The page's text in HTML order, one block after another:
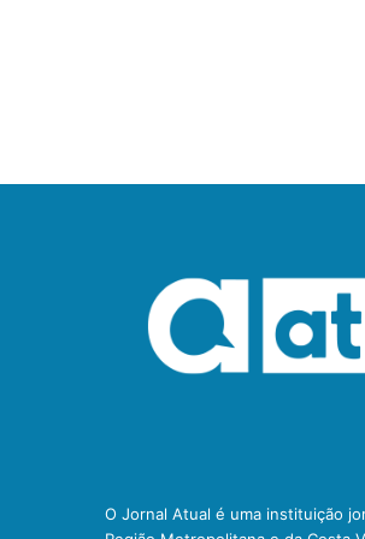
O Jornal Atual é uma instituição